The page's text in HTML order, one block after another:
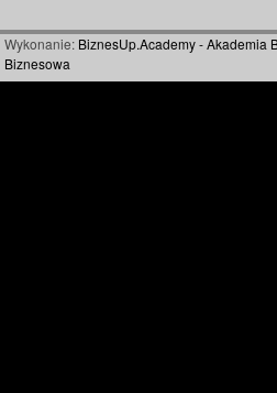
Wykonanie: BiznesUp.Academy - Akademia
Biznesowa